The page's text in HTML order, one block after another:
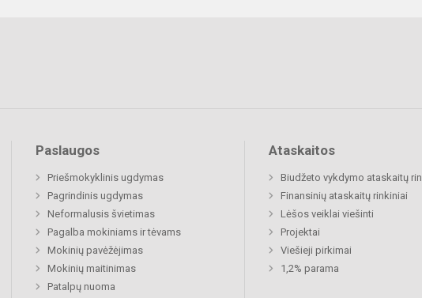
Paslaugos
Priešmokyklinis ugdymas
Pagrindinis ugdymas
Neformalusis švietimas
Pagalba mokiniams ir tėvams
Mokinių pavėžėjimas
Mokinių maitinimas
Patalpų nuoma
Ataskaitos
Biudžeto vykdymo ataskaitų
Finansinių ataskaitų rinkiniai
Lėšos veiklai viešinti
Projektai
Viešieji pirkimai
1,2% parama